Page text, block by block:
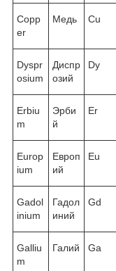
Copp
er
Медь Cu
Dyspr
osium
Диспр
озий
Dy
Erbiu
m
Эрби
й
Er
Europ
ium
Европ
ий
Eu
Gadol
inium
Гадол
иний
Gd
Galliu
m
Галий Ga